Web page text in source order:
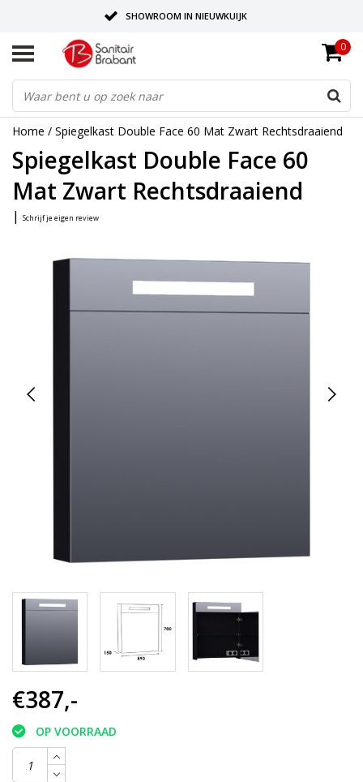
SHOWROOM IN NIEUWKUIJK
BEZORGING OP AFSPRAAK
LEVERING EN REALISATIE ONDER EEN DAK!
0
Home / Spiegelkast Double Face 60 Mat Zwart Rechtsdraaiend
Spiegelkast Double Face 60
Mat Zwart Rechtsdraaiend
| Schrijf je eigen review
€387,-
OP VOORRAAD